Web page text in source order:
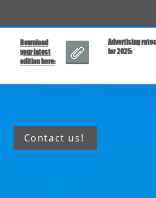
Download
your latest
edition here:
Advertising rates
for 2025:
Contact us!